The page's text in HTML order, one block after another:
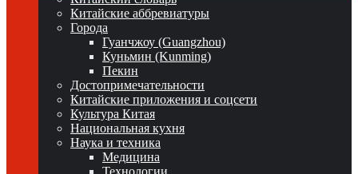
Китайские аббревиатуры
Города
Гуанчжоу (Guangzhou)
Куньмин (Kunming)
Пекин
Достопримечательности
Китайские приложения и соцсети
Культура Китая
Национальная кухня
Наука и техника
Медицина
Технологии